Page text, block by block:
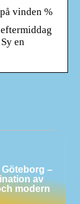
vinden %
en
–
av
modern